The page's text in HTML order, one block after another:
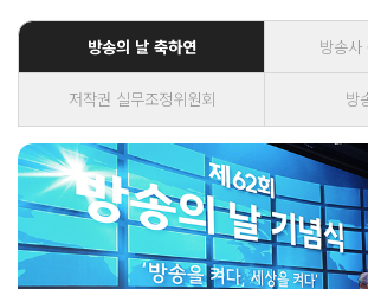
방송의 날 축하연 방송
저작권 실무조정위원회 방